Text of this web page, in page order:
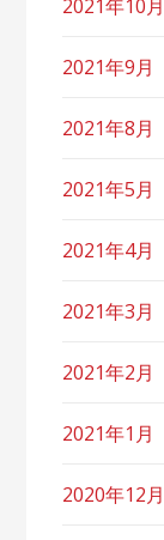
2021年10月
2021年9月
2021年8月
2021年5月
2021年4月
2021年3月
2021年2月
2021年1月
2020年12月